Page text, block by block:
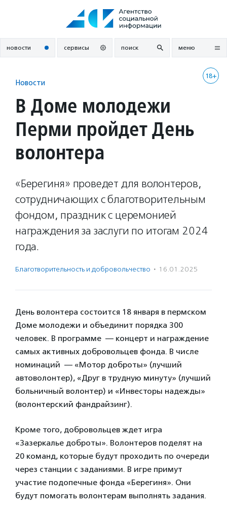
новости сервисы поиск меню
18+
Новости
В Доме молодежи
Перми пройдет День
волонтера
«Берегиня» проведет для волонтеров,
сотрудничающих с благотворительным
фондом, праздник с церемонией
награждения за заслуги по итогам 2024
года.
Благотвори­тель­ность и доброволь­чест­во · 16.01.2025
День волонтера состоится 18 января в пермском
Доме молодежи и объединит порядка 300
человек. В программе — концерт и награждение
самых активных добровольцев фонда. В числе
номинаций — «Мотор доброты» (лучший
автоволонтер), «Друг в трудную минуту» (лучший
больничный волонтер) и «Инвесторы надежды»
(волонтерский фандрайзинг).
Кроме того, добровольцев ждет игра
«Зазеркалье доброты». Волонтеров поделят на
20 команд, которые будут проходить по очереди
через станции с заданиями. В игре примут
участие подопечные фонда «Берегиня». Они
будут помогать волонтерам выполнять задания.